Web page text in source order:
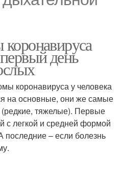
день
коронавируса у человека
на основные, они же самые
тяжелые). Первые
с легкой и средней формой
последние – если болезнь